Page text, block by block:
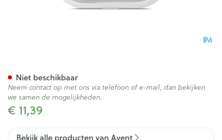
€ 11,39
Niet beschikbaar
Neem contact op met ons via telefoon of e-mail, dan bekijken
we samen de mogelijkheden.
Bekijk alle producten van Avent